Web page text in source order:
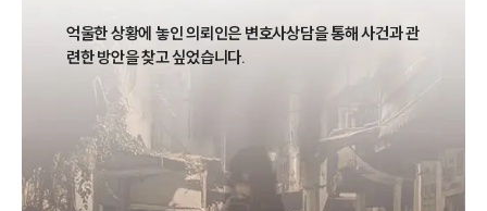
억울한 상황에 놓인 의뢰인은 변호사상담을 통해 사건과 관
련한 방안을 찾고 싶었습니다.